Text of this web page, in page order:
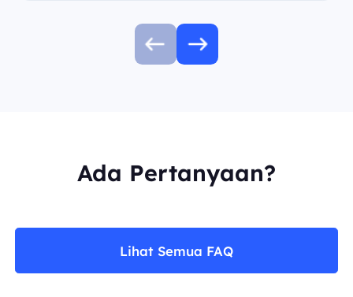
Ada Pertanyaan?
Lihat Semua FAQ